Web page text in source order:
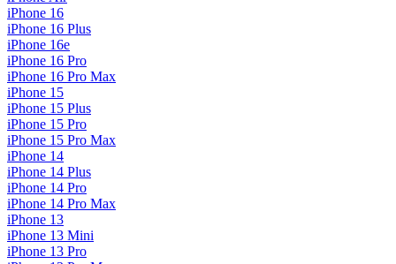
iPhone 16
iPhone 16 Plus
iPhone 16e
iPhone 16 Pro
iPhone 16 Pro Max
iPhone 15
iPhone 15 Plus
iPhone 15 Pro
iPhone 15 Pro Max
iPhone 14
iPhone 14 Plus
iPhone 14 Pro
iPhone 14 Pro Max
iPhone 13
iPhone 13 Mini
iPhone 13 Pro